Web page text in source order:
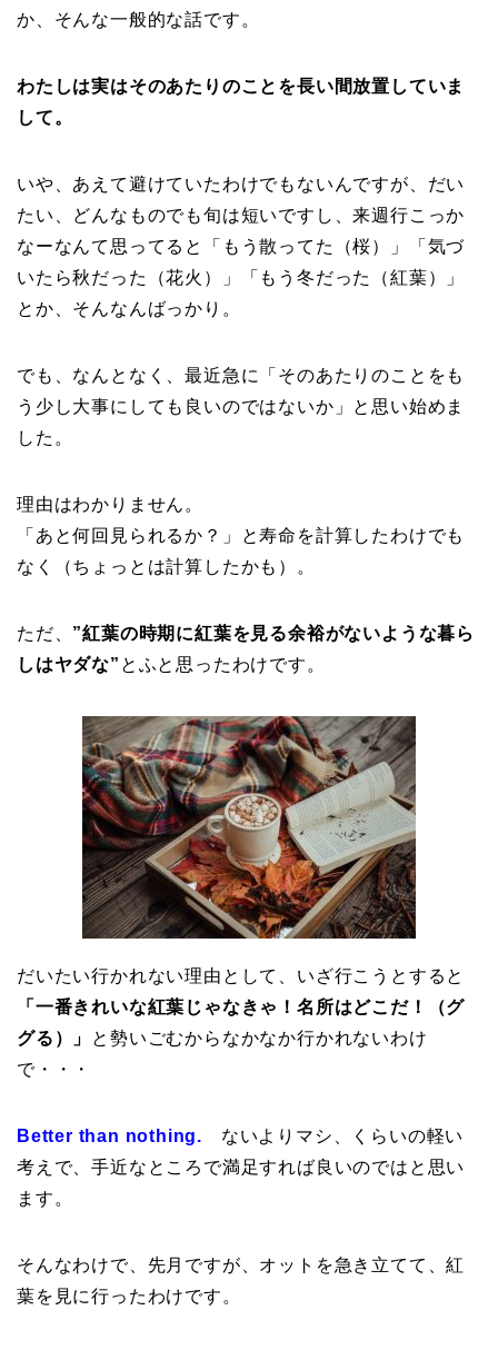
か、そんな一般的な話です。
わたしは実はそのあたりのことを長い間放置していま
して。
いや、あえて避けていたわけでもないんですが、だい
たい、どんなものでも旬は短いですし、来週行こっか
なーなんて思ってると「もう散ってた（桜）」「気づ
いたら秋だった（花火）」「もう冬だった（紅葉）」
とか、そんなんばっかり。
でも、なんとなく、最近急に「そのあたりのことをも
う少し大事にしても良いのではないか」と思い始めま
した。
理由はわかりません。
「あと何回見られるか？」と寿命を計算したわけでも
なく（ちょっとは計算したかも）。
ただ、 ”紅葉の時期に紅葉を見る余裕がないような暮ら
しはヤダな” とふと思ったわけです。
だいたい行かれない理由として、いざ行こうとすると
「一番きれいな紅葉じゃなきゃ！名所はどこだ！（グ
グる）」
と勢いごむからなかなか行かれないわけ
で・・・
Better than nothing. ないよりマシ、くらいの軽い
考えで、手近なところで満足すれば良いのではと思い
ます。
そんなわけで、先月ですが、オットを急き立てて、紅
葉を見に行ったわけです。